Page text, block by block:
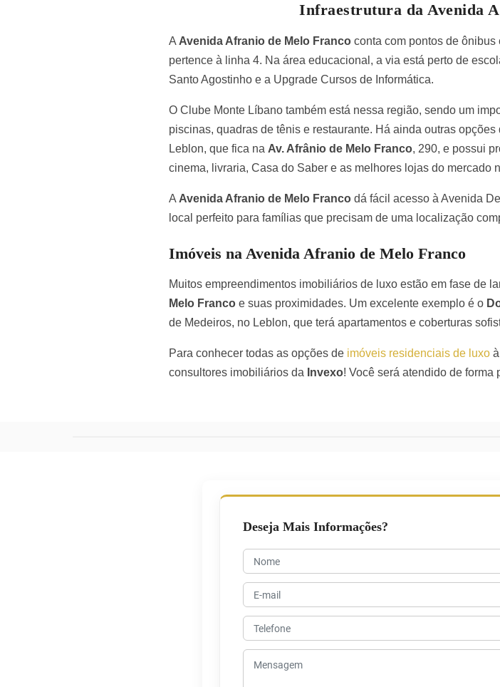
Infraestrutura da Avenida
A Avenida Afranio de Melo Franco conta com pontos de
pertence à linha 4. Na área educacional, a via está perto de
Santo Agostinho e a Upgrade Cursos de Informática.
O Clube Monte Líbano também está nessa região, sendo um
piscinas, quadras de tênis e restaurante. Há ainda outras
Leblon, que fica na Av. Afrânio de Melo Franco, 290, e possui
cinema, livraria, Casa do Saber e as melhores lojas do mercado
A Avenida Afranio de Melo Franco dá fácil acesso à Avenida
local perfeito para famílias que precisam de uma localização
Imóveis na Avenida Afranio de Melo Franco
Muitos empreendimentos imobiliários de luxo estão em fase de
Melo Franco e suas proximidades. Um excelente exemplo é o
de Medeiros, no Leblon, que terá apartamentos e coberturas
Para conhecer todas as opções de imóveis residenciais de luxo
consultores imobiliários da Invexo! Você será atendido de forma
Deseja Mais Informações?